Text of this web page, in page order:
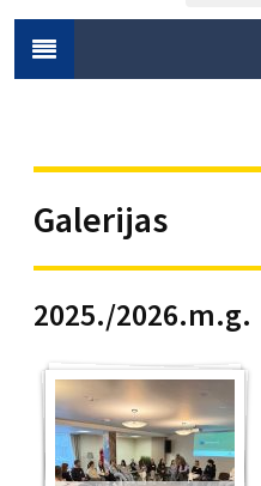
Galerijas
2025./2026.m.g.